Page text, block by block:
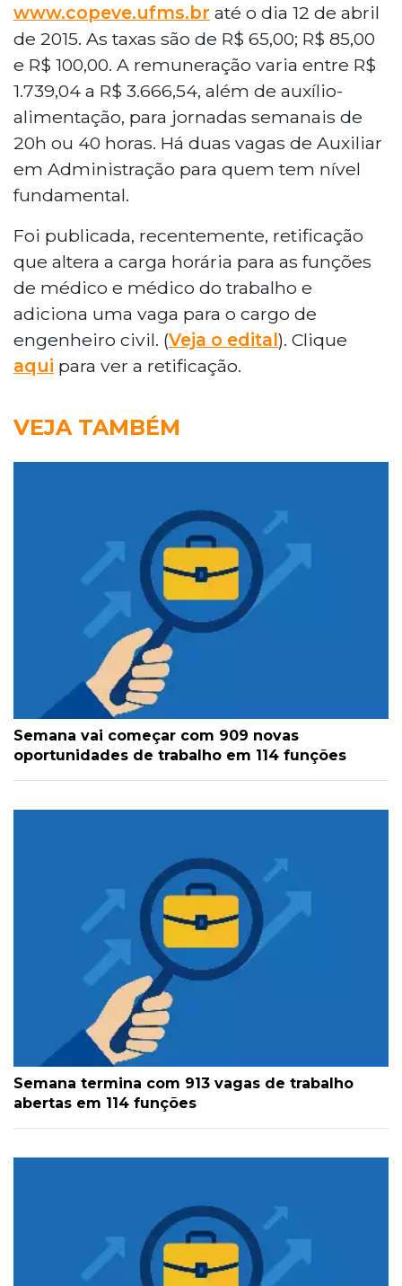
www.copeve.ufms.br até o dia 12 de abril
de 2015. As taxas são de R$ 65,00; R$ 85,00
e R$ 100,00. A remuneração varia entre R$
1.739,04 a R$ 3.666,54, além de auxílio-
alimentação, para jornadas semanais de
20h ou 40 horas. Há duas vagas de Auxiliar
em Administração para quem tem nível
fundamental.
Foi publicada, recentemente, retificação
que altera a carga horária para as funções
de médico e médico do trabalho e
adiciona uma vaga para o cargo de
engenheiro civil. (Veja o edital). Clique
aqui para ver a retificação.
VEJA TAMBÉM
Semana vai começar com 909 novas
oportunidades de trabalho em 114 funções
Semana termina com 913 vagas de trabalho
abertas em 114 funções